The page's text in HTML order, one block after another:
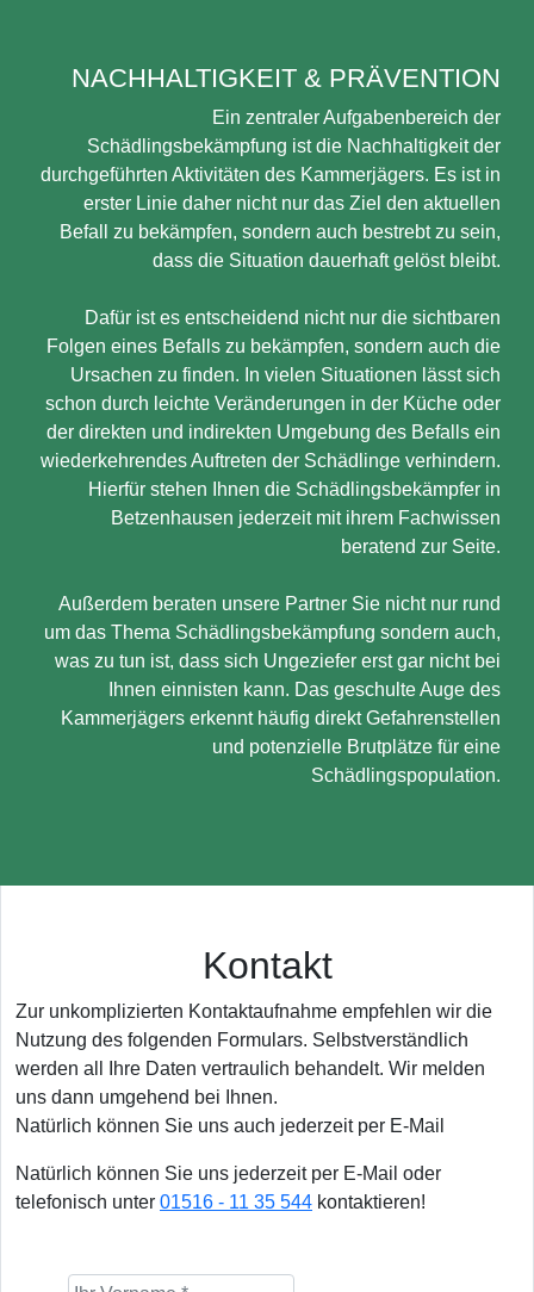
NACHHALTIGKEIT & PRÄVENTION
Ein zentraler Aufgabenbereich der
Schädlingsbekämpfung ist die Nachhaltigkeit der
durchgeführten Aktivitäten des Kammerjägers. Es ist in
erster Linie daher nicht nur das Ziel den aktuellen
Befall zu bekämpfen, sondern auch bestrebt zu sein,
dass die Situation dauerhaft gelöst bleibt.
Dafür ist es entscheidend nicht nur die sichtbaren
Folgen eines Befalls zu bekämpfen, sondern auch die
Ursachen zu finden. In vielen Situationen lässt sich
schon durch leichte Veränderungen in der Küche oder
der direkten und indirekten Umgebung des Befalls ein
wiederkehrendes Auftreten der Schädlinge verhindern.
Hierfür stehen Ihnen die Schädlingsbekämpfer in
Betzenhausen jederzeit mit ihrem Fachwissen
beratend zur Seite.
Außerdem beraten unsere Partner Sie nicht nur rund
um das Thema Schädlingsbekämpfung sondern auch,
was zu tun ist, dass sich Ungeziefer erst gar nicht bei
Ihnen einnisten kann. Das geschulte Auge des
Kammerjägers erkennt häufig direkt Gefahrenstellen
und potenzielle Brutplätze für eine
Schädlingspopulation.
Kontakt
Zur unkomplizierten Kontaktaufnahme empfehlen wir die
Nutzung des folgenden Formulars. Selbstverständlich
werden all Ihre Daten vertraulich behandelt. Wir melden
uns dann umgehend bei Ihnen.
Natürlich können Sie uns auch jederzeit per E-Mail
Natürlich können Sie uns jederzeit per E-Mail oder
telefonisch unter 01516 - 11 35 544 kontaktieren!